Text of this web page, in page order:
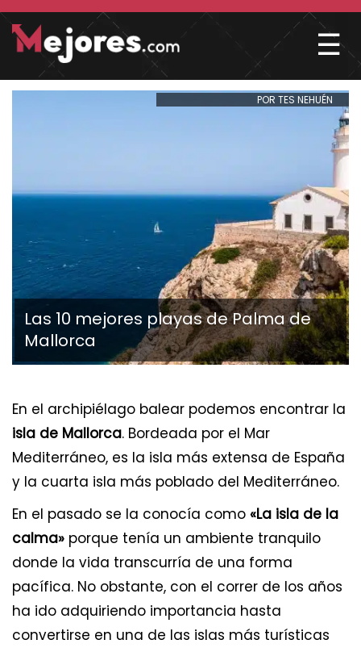
☰
POR TES NEHUÉN
Las 10 mejores playas de Palma de
Mallorca
En el archipiélago balear podemos encontrar la
isla de Mallorca. Bordeada por el Mar
Mediterráneo, es la isla más extensa de España
y la cuarta isla más poblado del Mediterráneo.
En el pasado se la conocía como «La isla de la
calma» porque tenía un ambiente tranquilo
donde la vida transcurría de una forma
pacífica. No obstante, con el correr de los años
ha ido adquiriendo importancia hasta
convertirse en una de las islas más turísticas